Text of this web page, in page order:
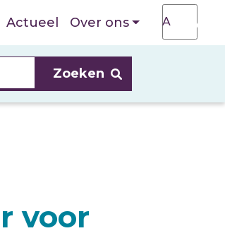
Actueel Over ons A A
voor